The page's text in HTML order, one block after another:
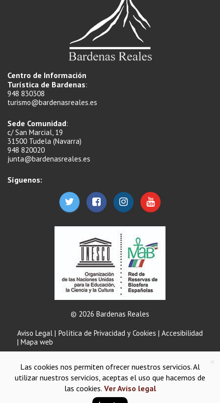
Centro de Información
Turística de Bardenas:
948 830308
turismo@bardenasreales.es
Sede Comunidad:
c/ San Marcial, 19
31500 Tudela (Navarra)
948 820020
junta@bardenasreales.es
Síguenos:
© 2026 Bardenas Reales
Aviso Legal | Política de Privacidad y Cookies | Accesibilidad
| Mapa web
×
Las cookies nos permiten ofrecer nuestros servicios. Al
utilizar nuestros servicios, aceptas el uso que hacemos de
las cookies. Ver Aviso legal